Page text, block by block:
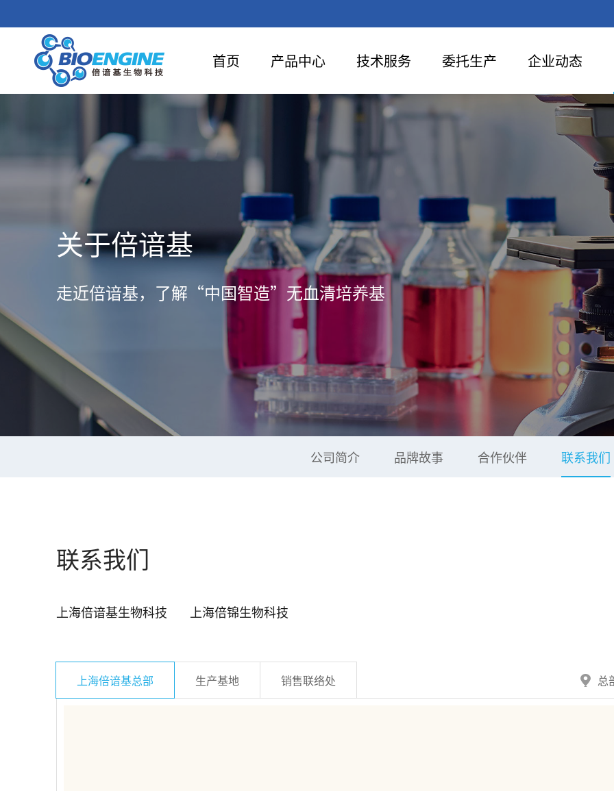
首页 产品中心 技术服务 委托生产 企业动态
关于倍谙基
走近倍谙基，了解“中国智造”无血清培养基
公司简介 品牌故事 合作伙伴 联系我们
联系我们
上海倍谙基生物科技 上海倍锦生物科技
上海倍谙基总部 生产基地 销售联络处 总